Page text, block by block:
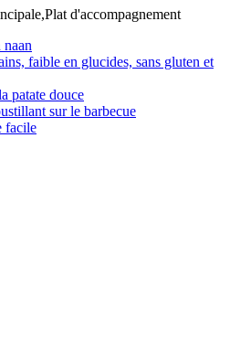
d'accompagnement
faible en glucides, sans gluten et
patate douce
sur le barbecue
facile